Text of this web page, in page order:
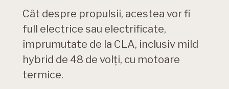
Cât despre propulsii, acestea vor fi
full electrice sau electrificate,
împrumutate de la CLA, inclusiv mild
hybrid de 48 de volți, cu motoare
termice.